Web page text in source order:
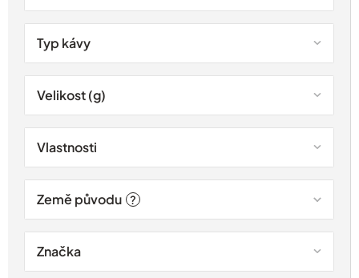
Typ kávy
Velikost (g)
Vlastnosti
Země původu ?
Značka